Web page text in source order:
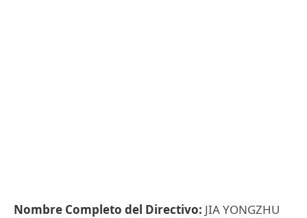
Nombre Completo del Directivo: JIA YONGZHU